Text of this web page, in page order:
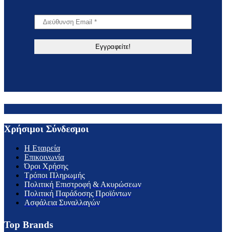
Χρήσιμοι Σύνδεσμοι
H Εταιρεία
Επικοινωνία
Όροι Χρήσης
Τρόποι Πληρωμής
Πολιτική Επιστροφή & Ακυρώσεων
Πολιτική Παράδοσης Προϊόντων
Ασφάλεια Συναλλαγών
Top Brands